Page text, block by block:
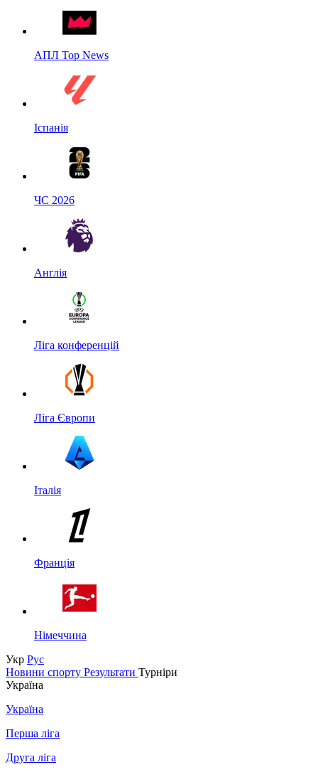
АПЛ Top News
Іспанія
ЧС 2026
Англія
Ліга конференцій
Ліга Європи
Італія
Франція
Німеччина
Укр Рус
Новини спорту Результати Турніри
Україна
Україна
Перша ліга
Друга ліга